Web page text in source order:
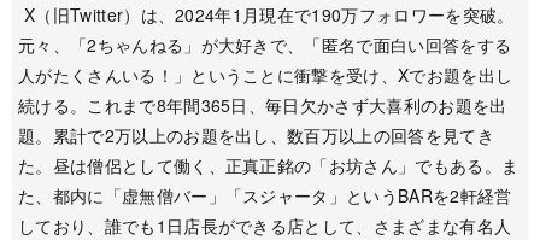
X（旧Twitter）は、2024年1月現在で190万フォロワーを突破。
元々、「2ちゃんねる」が大好きで、「匿名で面白い回答をする
人がたくさんいる！」ということに衝撃を受け、Xでお題を出し
続ける。これまで8年間365日、毎日欠かさず大喜利のお題を出
題。累計で2万以上のお題を出し、数百万以上の回答を見てき
た。昼は僧侶として働く、正真正銘の「お坊さん」でもある。ま
た、都内に「虚無僧バー」「スジャータ」というBARを2軒経営
しており、誰でも1日店長ができる店として、さまざまな有名人